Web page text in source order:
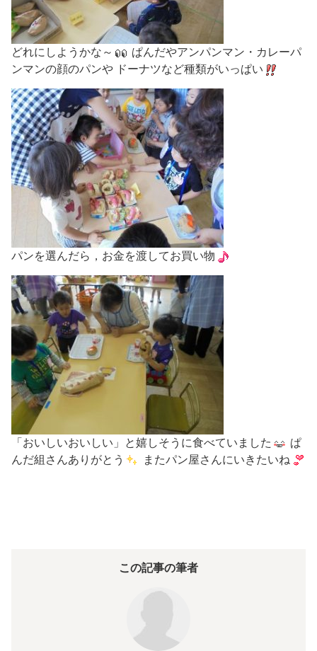
どれにしようかな～
ぱんだやアンパンマン・カレーパ
ンマンの顔のパンや ドーナツなど種類がいっぱい
パンを選んだら，お金を渡してお買い物
「おいしいおいしい」と嬉しそうに食べていました
ぱ
んだ組さんありがとう
またパン屋さんにいきたいね
この記事の筆者